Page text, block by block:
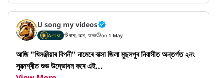
U song my videos
Artist বাক্সা, বাক্সা, অসম on 1 May
আজি "খিলঞ্জীয়াৰ বিপনী" নামেৰে বাক্সা জিলা মুছলপুৰ নিবাসীত অন্তৰ্গত ২নং
সুৱনশ্ৰীত শুভ উদ্ভোধন কৰে এই...